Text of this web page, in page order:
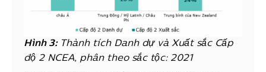
Hình 3: Thành tích Danh dự và Xuất sắc Cấp
độ 2 NCEA, phân theo sắc tộc: 2021